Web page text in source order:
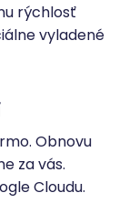
rýchlosť
vyladené
Obnovu
za vás.
Cloudu.